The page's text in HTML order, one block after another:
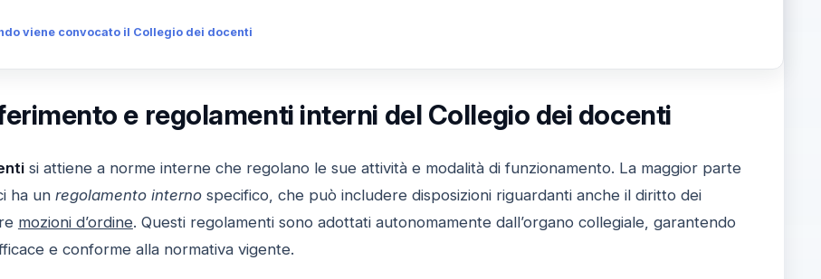
viene convocato il Collegio dei docenti
e regolamenti interni del Collegio dei docenti
si attiene a norme interne che regolano le sue attività e modalità di funzionamento. La maggior parte
ha un regolamento internospecifico, che può includere disposizioni riguardanti anche il diritto dei
mozioni d’ordine. Questi regolamenti sono adottati autonomamente dall’organo collegiale, garantendo
e conforme alla normativa vigente.